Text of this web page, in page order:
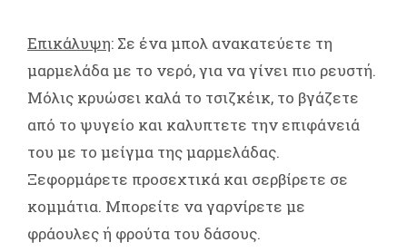
Επικάλυψη: Σε ένα μπολ ανακατεύετε τη
μαρμελάδα με το νερό, για να γίνει πιο ρευστή.
Μόλις κρυώσει καλά το τσιζκέικ, το βγάζετε
από το ψυγείο και καλυπτετε την επιφάνειά
του με το μείγμα της μαρμελάδας.
Ξεφορμάρετε προσεχτικά και σερβίρετε σε
κομμάτια. Μπορείτε να γαρνίρετε με
φράουλες ή φρούτα του δάσους.